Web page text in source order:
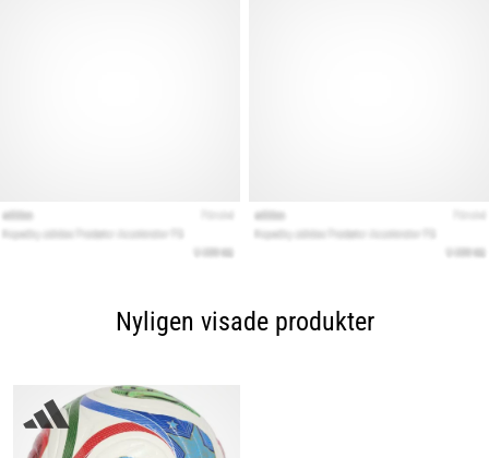
Nyligen visade produkter